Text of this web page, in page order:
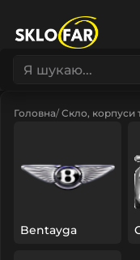
Головна Скло, корпуси
Bentayga